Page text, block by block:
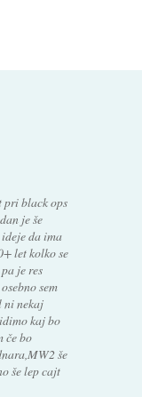
pri black ops
je še
da ima
let kolko se
je res
sem
ni nekaj
kaj bo
če bo
še
še lep cajt